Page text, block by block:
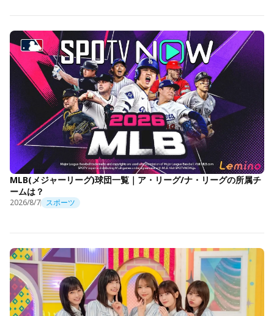
MLB(メジャーリーグ)球団一覧｜ア・リーグ/ナ・リーグの所属チ
ームは？
2026/8/7 スポーツ